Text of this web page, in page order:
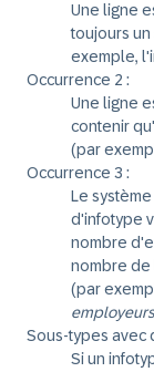
Une ligne
toujours
exemple,
Occurrence 2 :
Une ligne
contenir
(par
Occurrence 3 :
Le
d'infotype
nombre
nombre de
(par
employeurs
Sous-types avec
Si un